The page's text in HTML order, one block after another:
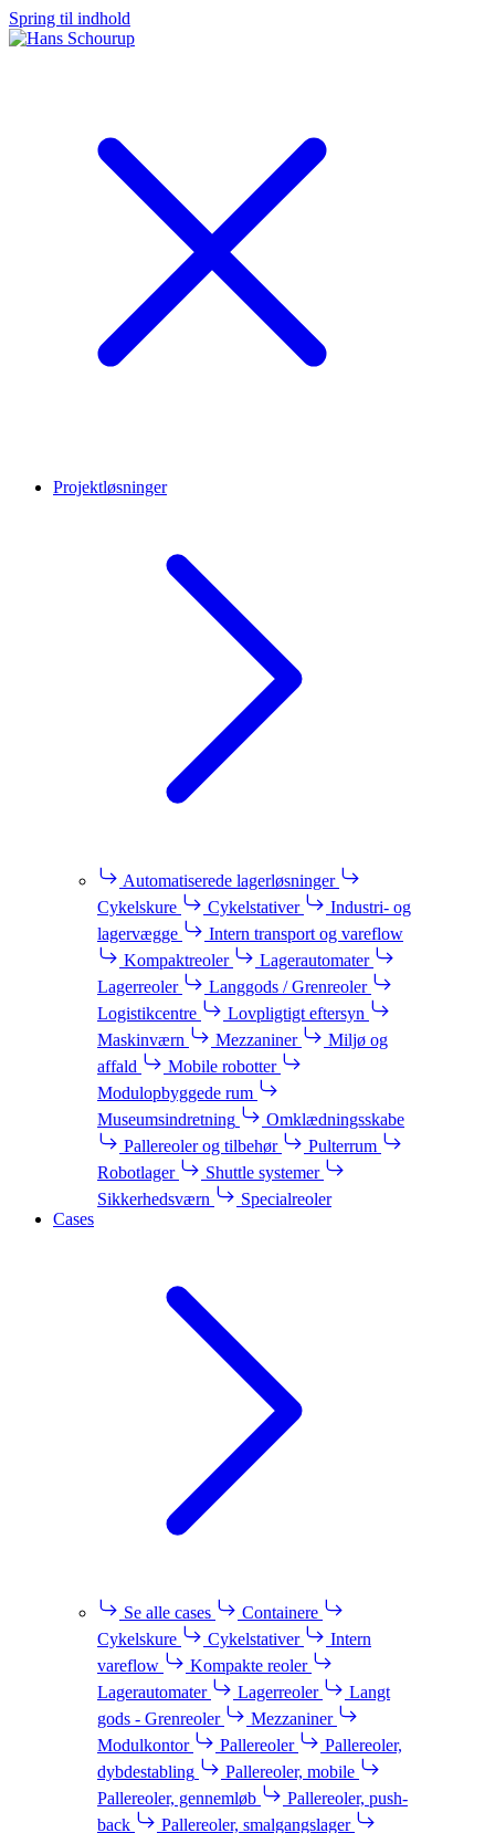
Spring til indhold
Projektløsninger
Automatiserede lagerløsninger
Cykelskure
Cykelstativer
Industri- og
lagervægge
Intern transport og vareflow
Kompaktreoler
Lagerautomater
Lagerreoler
Langgods / Grenreoler
Logistikcentre
Lovpligtigt eftersyn
Maskinværn
Mezzaniner
Miljø og
affald
Mobile robotter
Modulopbyggede rum
Museumsindretning
Omklædningsskabe
Pallereoler og tilbehør
Pulterrum
Robotlager
Shuttle systemer
Sikkerhedsværn
Specialreoler
Cases
Se alle cases
Containere
Cykelskure
Cykelstativer
Intern
vareflow
Kompakte reoler
Lagerautomater
Lagerreoler
Langt
gods - Grenreoler
Mezzaniner
Modulkontor
Pallereoler
Pallereoler,
dybdestabling
Pallereoler, mobile
Pallereoler, gennemløb
Pallereoler, push-
back
Pallereoler, smalgangslager